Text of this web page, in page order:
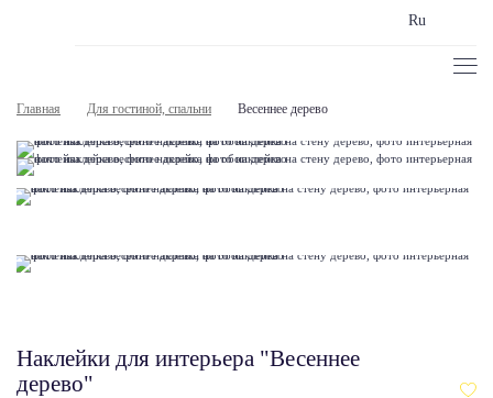
Ru
Главная Для гостиной, спальни Весеннее дерево
Наклейки для интерьера "Весеннее
дерево"